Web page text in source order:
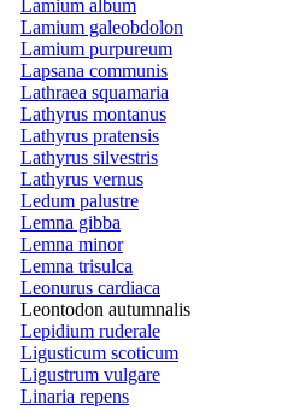
Lamium album
Lamium galeobdolon
Lamium purpureum
Lapsana communis
Lathraea squamaria
Lathyrus montanus
Lathyrus pratensis
Lathyrus silvestris
Lathyrus vernus
Ledum palustre
Lemna gibba
Lemna minor
Lemna trisulca
Leonurus cardiaca
Leontodon autumnalis
Lepidium ruderale
Ligusticum scoticum
Ligustrum vulgare
Linaria repens